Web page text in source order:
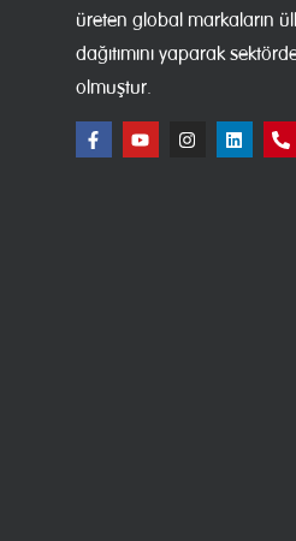
üreten global markaların
dağıtımını yaparak
olmuştur.